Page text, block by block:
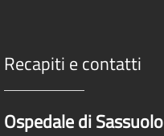
Recapiti e contatti
Ospedale di Sassuolo